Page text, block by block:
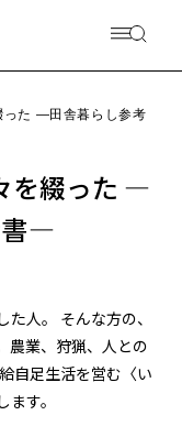
った ―田舎暮らし参考
を綴った ―
書―
人。 そんな方の、
農業、狩猟、人との
自足生活を営む〈い
す。